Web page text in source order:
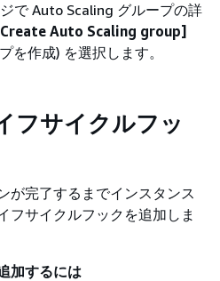
で Auto Scaling グループの詳
Auto Scaling group]
を作成) を選択します。
フサイクルフッ
が完了するまでインスタンス
フサイクルフックを追加しま
加するには